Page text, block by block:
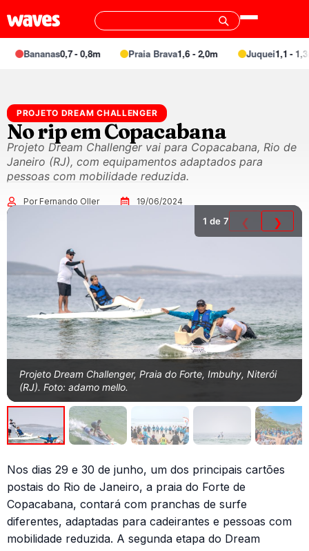
Bananas0,7 - 0,8m Praia Brava1,6 - 2,0m Juquei1,1 - 1,3m
PROJETO DREAM CHALLENGER
No rip em Copacabana
Projeto Dream Challenger vai para Copacabana, Rio de
Janeiro (RJ), com equipamentos adaptados para
pessoas com mobilidade reduzida.
Por Fernando Oller 19/06/2024
Projeto Dream Challenger, Praia do Forte, Imbuhy, Niterói
(RJ). Foto: adamo mello.
1 de 7 ❮ ❯
Nos dias 29 e 30 de junho, um dos principais cartões
postais do Rio de Janeiro, a praia do Forte de
Copacabana, contará com pranchas de surfe
diferentes, adaptadas para cadeirantes e pessoas com
mobilidade reduzida. A segunda etapa do Dream